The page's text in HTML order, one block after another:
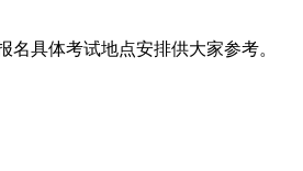
具体考试地点安排供大家参考。